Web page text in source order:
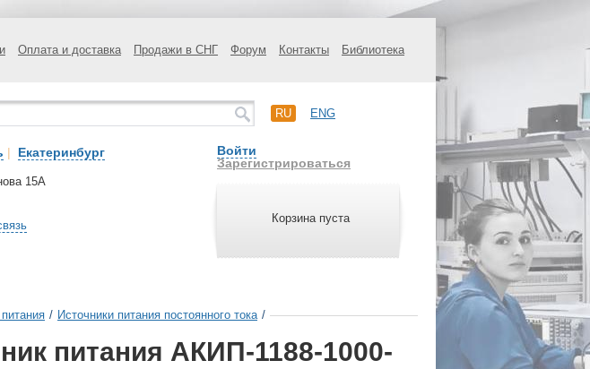
Оплата и доставка Продажи в СНГ Форум Контакты Библиотека
RU ENG
| Екатеринбург
15А
Войти
Зарегистрироваться
Корзина пуста
/ Источники питания постоянного тока /
питания АКИП-1188-1000-